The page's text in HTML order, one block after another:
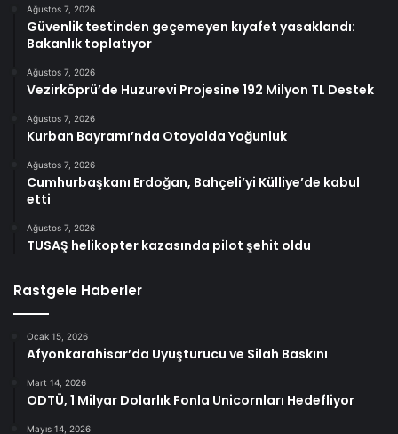
Ağustos 7, 2026
Güvenlik testinden geçemeyen kıyafet yasaklandı:
Bakanlık toplatıyor
Ağustos 7, 2026
Vezirköprü’de Huzurevi Projesine 192 Milyon TL Destek
Ağustos 7, 2026
Kurban Bayramı’nda Otoyolda Yoğunluk
Ağustos 7, 2026
Cumhurbaşkanı Erdoğan, Bahçeli’yi Külliye’de kabul
etti
Ağustos 7, 2026
TUSAŞ helikopter kazasında pilot şehit oldu
Rastgele Haberler
Ocak 15, 2026
Afyonkarahisar’da Uyuşturucu ve Silah Baskını
Mart 14, 2026
ODTÜ, 1 Milyar Dolarlık Fonla Unicornları Hedefliyor
Mayıs 14, 2026